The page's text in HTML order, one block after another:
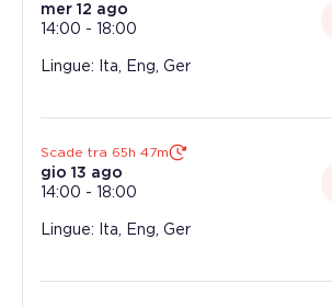
mer 12 ago
14:00 - 18:00
Lingue: Ita, Eng, Ger
Scade tra 65h 47m
gio 13 ago
14:00 - 18:00
Lingue: Ita, Eng, Ger